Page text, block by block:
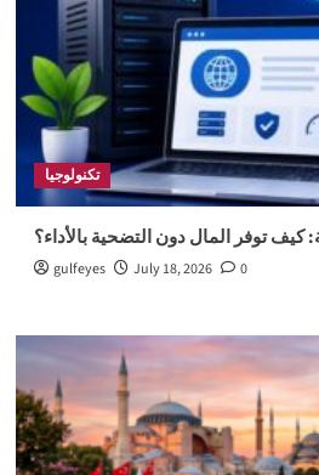
تكنولوجيا
توفر المال دون التضحية بالأداء؟
gulfeyes July 18, 2026 0